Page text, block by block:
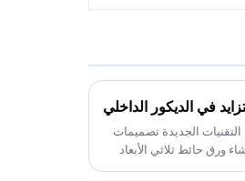
ثلاثي
مظهر
في الديكور الداخلي
التقنيات الجديدة تصميمات
ورق حائط ثلاثي الأبعاد